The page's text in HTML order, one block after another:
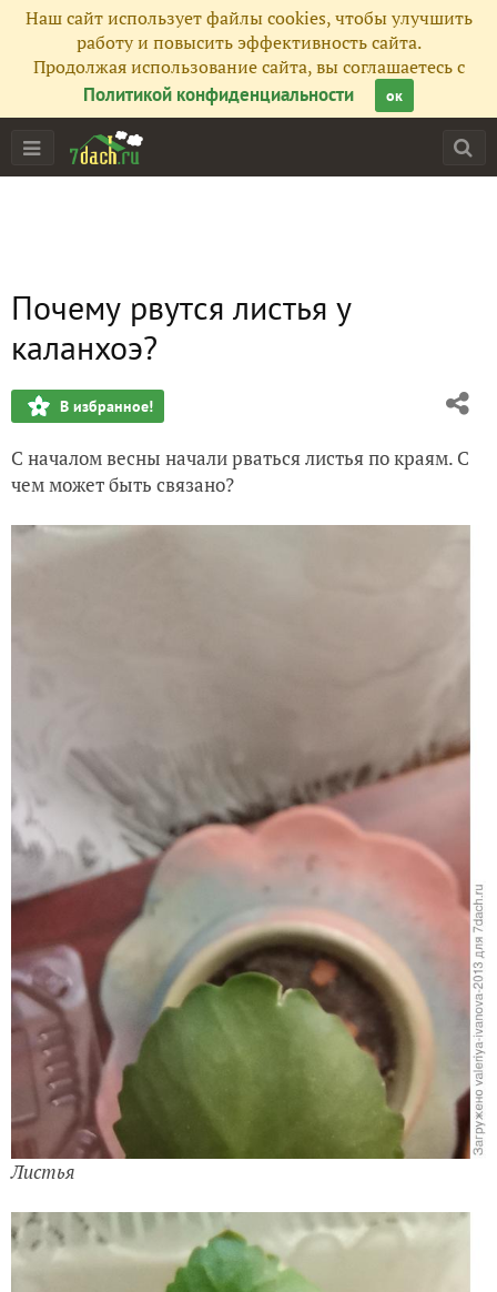
Наш сайт использует файлы cookies, чтобы улучшить
работу и повысить эффективность сайта.
Продолжая использование сайта, вы соглашаетесь с
Политикой конфиденциальности
ок
Почему рвутся листья у
каланхоэ?
В избранное!
С началом весны начали рваться листья по краям. С
чем может быть связано?
Листья